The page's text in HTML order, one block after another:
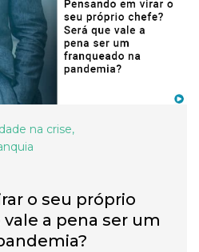
na crise,
o seu próprio
a pena ser um